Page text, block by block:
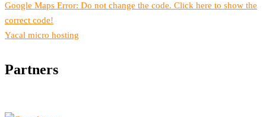
Google Maps Error: Do not change the code. Click here to show the
correct code!
Yacal micro hosting
Partners